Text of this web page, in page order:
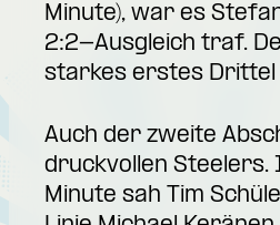
Minute), war es
2:2-Ausgleich traf.
starkes erstes Drittel
Auch der zweite
druckvollen Steelers.
Minute sah Tim